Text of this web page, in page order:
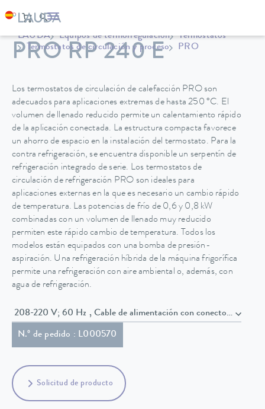
LAUDA Equipos de termorregulación
Termostatos
Termostatos de circulación y proceso
PRO
PRO RP 240 E
Los termostatos de circulación de calefacción PRO son
adecuados para aplicaciones extremas de hasta 250 °C. El
volumen de llenado reducido permite un calentamiento rápido
de la aplicación conectada. La estructura compacta favorece
un ahorro de espacio en la instalación del termostato. Para la
contra refrigeración, se encuentra disponible un serpentín de
refrigeración integrado de serie. Los termostatos de
circulación de refrigeración PRO son ideales para
aplicaciones externas en la que es necesario un cambio rápido
de temperatura. Las potencias de frío de 0,6 y 0,8 kW
combinadas con un volumen de llenado muy reducido
permiten este rápido cambio de temperatura. Todos los
modelos están equipados con una bomba de presión-
aspiración. Una refrigeración híbrida de la máquina frigorífica
permite una refrigeración con aire ambiental o, además, con
agua de refrigeración.
208-220 V; 60 Hz , Cable de alimentación con conector
N.º de pedido : L000570
Solicitud de producto